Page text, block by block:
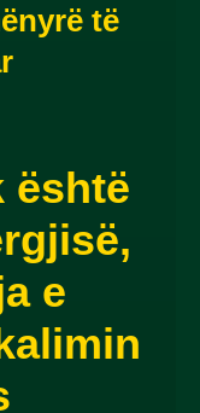
të
është
e